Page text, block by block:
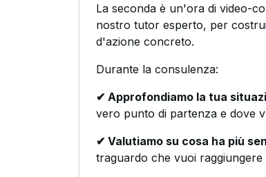
La seconda è un'ora di video-
nostro tutor esperto, per
d'azione concreto.
Durante la consulenza:
✔ Approfondiamo la tua
vero punto di partenza e dove
✔ Valutiamo su cosa ha più
traguardo che vuoi raggiungere